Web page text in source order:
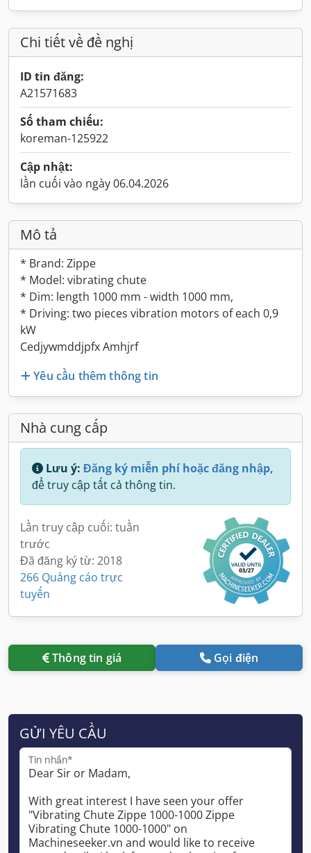
Chi tiết về đề nghị
ID tin đăng:
A21571683
Số tham chiếu:
koreman-125922
Cập nhật:
lần cuối vào ngày 06.04.2026
Mô tả
* Brand: Zippe
* Model: vibrating chute
* Dim: length 1000 mm - width 1000 mm,
* Driving: two pieces vibration motors of each 0,9
kW
Cedjywmddjpfx Amhjrf
Yêu cầu thêm thông tin
Nhà cung cấp
Lưu ý: Đăng ký miễn phí hoặc đăng nhập,
để truy cập tất cả thông tin.
Lần truy cập cuối: tuần
trước
Đã đăng ký từ: 2018
266 Quảng cáo trực
tuyến
Thông tin giá Gọi điện
GỬI YÊU CẦU
Tin nhắn*